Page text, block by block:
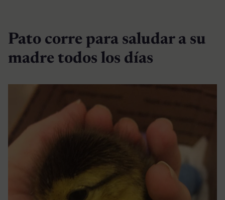
Pato corre para saludar a su
madre todos los días